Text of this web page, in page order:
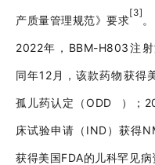
产质量管理规范》要求
[3]
。
2022年，BBM-H803注射
同年12月，该款药物获得
孤儿药认定（ODD ）；
床试验申请（IND）获得
获得美国FDA的儿科罕见病